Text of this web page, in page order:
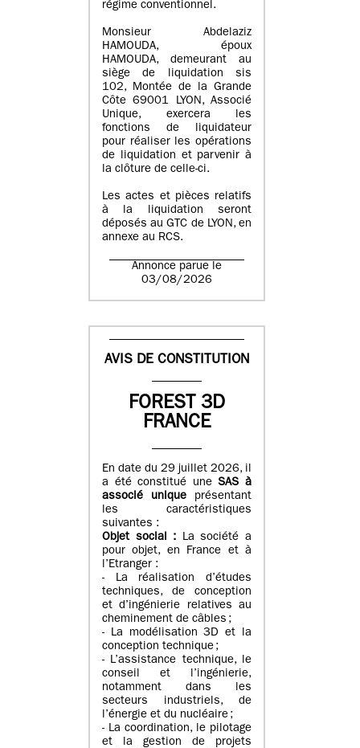
régime conventionnel.
Monsieur Abdelaziz
HAMOUDA, époux
HAMOUDA, demeurant au
siège de liquidation sis
102, Montée de la Grande
Côte 69001 LYON, Associé
Unique, exercera les
fonctions de liquidateur
pour réaliser les opérations
de liquidation et parvenir à
la clôture de celle-ci.
Les actes et pièces relatifs
à la liquidation seront
déposés au GTC de LYON, en
annexe au RCS.
Annonce parue le
03/08/2026
AVIS DE CONSTITUTION
FOREST 3D
FRANCE
En date du 29 juillet 2026, il
a été constitué uneSAS à
associé unique présentant
les caractéristiques
suivantes :
Objet social : La société a
pour objet, en France et à
l’Etranger :
- La réalisation d’études
techniques, de conception
et d’ingénierie relatives au
cheminement de câbles ;
- La modélisation 3D et la
conception technique ;
- L’assistance technique, le
conseil et l’ingénierie,
notamment dans les
secteurs industriels, de
l’énergie et du nucléaire ;
- La coordination, le pilotage
et la gestion de projets